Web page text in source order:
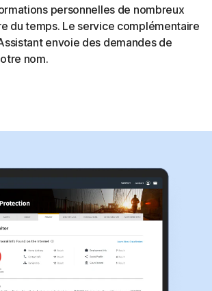
personnelles de nombreux
du temps. Le service complémentaire
envoie des demandes de
nom.